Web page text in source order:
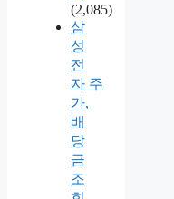
(2,085)
삼
성
전
자 주
가,
배
당
금
조